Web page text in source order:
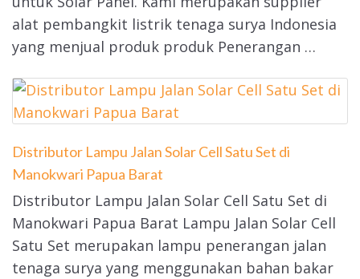
alat pembangkit listrik tenaga surya Indonesia
yang menjual produk produk Penerangan …
Distributor Lampu Jalan Solar Cell Satu Set di
Manokwari Papua Barat
Distributor Lampu Jalan Solar Cell Satu Set di
Manokwari Papua Barat Lampu Jalan Solar Cell
Satu Set merupakan lampu penerangan jalan
tenaga surya yang menggunakan bahan bakar